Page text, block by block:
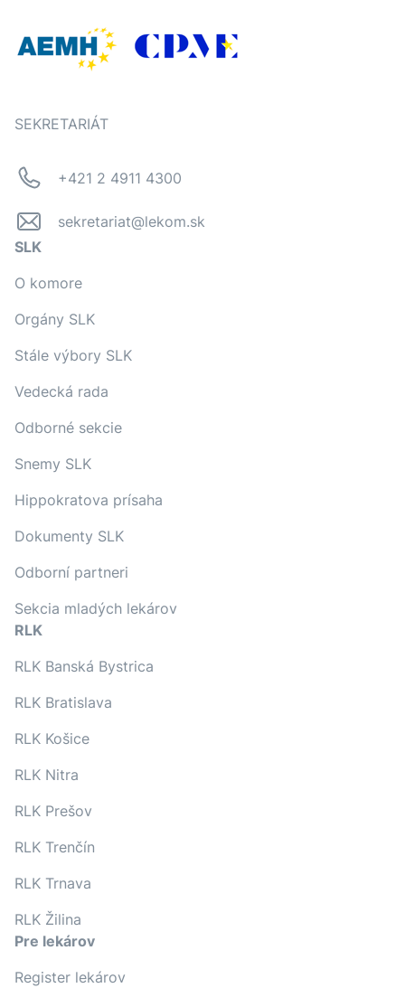
SEKRETARIÁT
+421 2 4911 4300
sekretariat@lekom.sk
SLK
O komore
Orgány SLK
Stále výbory SLK
Vedecká rada
Odborné sekcie
Snemy SLK
Hippokratova prísaha
Dokumenty SLK
Odborní partneri
Sekcia mladých lekárov
RLK
RLK Banská Bystrica
RLK Bratislava
RLK Košice
RLK Nitra
RLK Prešov
RLK Trenčín
RLK Trnava
RLK Žilina
Pre lekárov
Register lekárov